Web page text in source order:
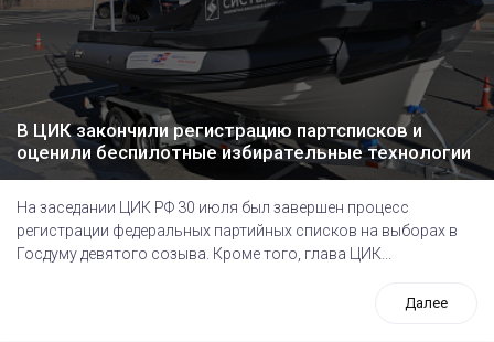
В ЦИК закончили регистрацию партсписков и
оценили беспилотные избирательные технологии
На заседании ЦИК РФ 30 июля был завершен процесс
регистрации федеральных партийных списков на выборах в
Госдуму девятого созыва. Кроме того, глава ЦИК...
Далее